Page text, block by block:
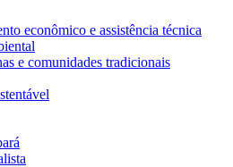
econômico e assistência técnica
e comunidades tradicionais